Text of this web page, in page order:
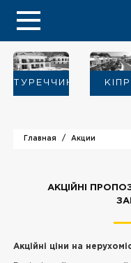
ТУРЕЧЧИНА KIПР
Главная Акции
АКЦІЙНІ
Акційні ціни на